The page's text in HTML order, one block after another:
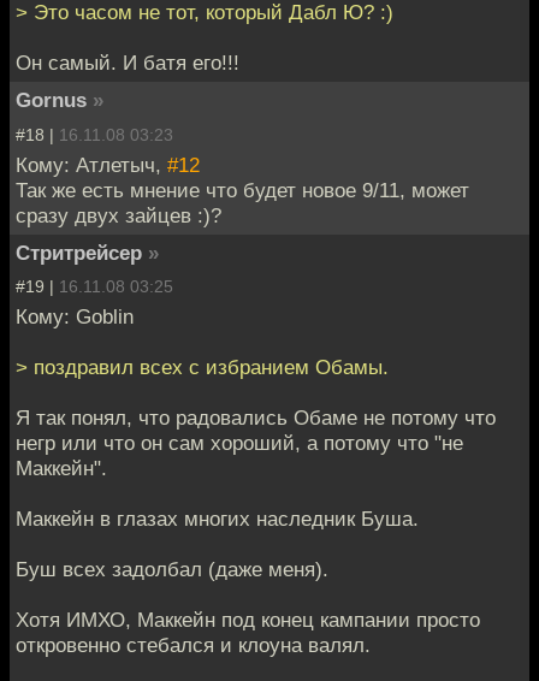
> Это часом не тот, который Дабл Ю? :)
Он самый. И батя его!!!
Gornus »
#18 | 16.11.08 03:23
Кому: Атлетыч, #12
Так же есть мнение что будет новое 9/11, может
сразу двух зайцев :)?
Стритрейсер »
#19 | 16.11.08 03:25
Кому: Goblin
> поздравил всех с избранием Обамы.
Я так понял, что радовались Обаме не потому что
негр или что он сам хороший, а потому что "не
Маккейн".
Маккейн в глазах многих наследник Буша.
Буш всех задолбал (даже меня).
Хотя ИМХО, Маккейн под конец кампании просто
откровенно стебался и клоуна валял.